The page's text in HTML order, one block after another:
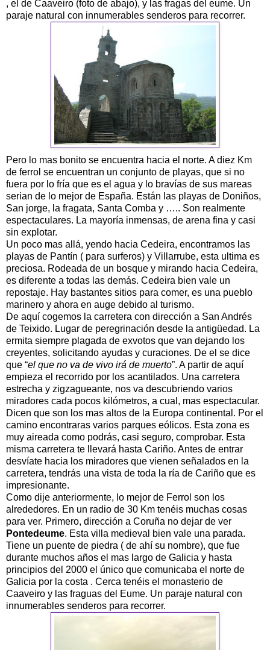
, el de Caaveiro (foto de abajo), y las fragas del eume. Un
paraje natural con innumerables senderos para recorrer.
Pero lo mas bonito se encuentra hacia el norte. A diez Km
de ferrol se encuentran un conjunto de playas, que si no
fuera por lo fría que es el agua y lo bravías de sus mareas
serian de lo mejor de España. Están las playas de Doniños,
San jorge, la fragata, Santa Comba y ….. Son realmente
espectaculares. La mayoría inmensas, de arena fina y casi
sin explotar.
Un poco mas allá, yendo hacia Cedeira, encontramos las
playas de Pantín ( para surferos) y Villarrube, esta ultima es
preciosa. Rodeada de un bosque y mirando hacia Cedeira,
es diferente a todas las demás. Cedeira bien vale un
repostaje. Hay bastantes sitios para comer, es una pueblo
marinero y ahora en auge debido al turismo.
De aquí cogemos la carretera con dirección a San Andrés
de Teixido. Lugar de peregrinación desde la antigüedad. La
ermita siempre plagada de exvotos que van dejando los
creyentes, solicitando ayudas y curaciones. De el se dice
que “el que no va de vivo irá de muerto”. A partir de aquí
empieza el recorrido por los acantilados. Una carretera
estrecha y zigzagueante, nos va descubriendo varios
miradores cada pocos kilómetros, a cual, mas espectacular.
Dicen que son los mas altos de la Europa continental. Por el
camino encontraras varios parques eólicos. Esta zona es
muy aireada como podrás, casi seguro, comprobar. Esta
misma carretera te llevará hasta Cariño. Antes de entrar
desvíate hacia los miradores que vienen señalados en la
carretera, tendrás una vista de toda la ría de Cariño que es
impresionante.
Como dije anteriormente, lo mejor de Ferrol son los
alrededores. En un radio de 30 Km tenéis muchas cosas
para ver. Primero, dirección a Coruña no dejar de ver
Pontedeume. Esta villa medieval bien vale una parada.
Tiene un puente de piedra ( de ahí su nombre), que fue
durante muchos años el mas largo de Galicia y hasta
principios del 2000 el único que comunicaba el norte de
Galicia por la costa . Cerca tenéis el monasterio de
Caaveiro y las fraguas del Eume. Un paraje natural con
innumerables senderos para recorrer.